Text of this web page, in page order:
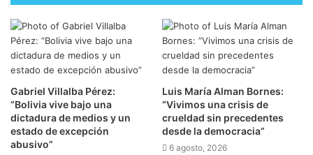
Gabriel Villalba Pérez:
“Bolivia vive bajo una
dictadura de medios y un
estado de excepción
abusivo”
Luis María Alman Bornes:
“Vivimos una crisis de
crueldad sin precedentes
desde la democracia”
6 agosto, 2026